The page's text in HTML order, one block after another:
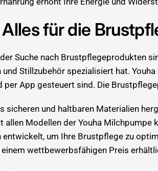
Alles für die
Suche nach Brustpflegeprodukten
Stillzubehör spezialisiert hat.
per App gesteuert sind. Die
sicheren und haltbaren Materialien
allen Modellen der Youha Milchpumpe
entwickelt, um Ihre Brustpflege zu
einem wettbewerbsfähigen Preis